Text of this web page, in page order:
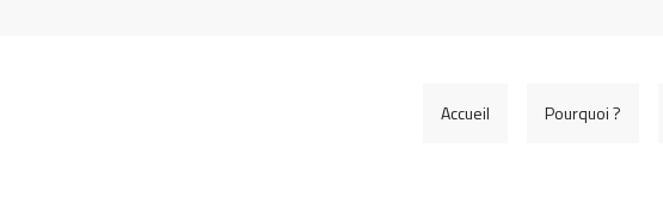
Accueil Pourquoi ?